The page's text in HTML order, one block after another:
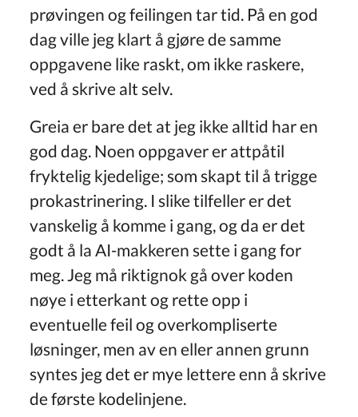
prøvingen og feilingen tar tid. På en god
dag ville jeg klart å gjøre de samme
oppgavene like raskt, om ikke raskere,
ved å skrive alt selv.
Greia er bare det at jeg ikke alltid har en
god dag. Noen oppgaver er attpåtil
fryktelig kjedelige; som skapt til å trigge
prokastrinering. I slike tilfeller er det
vanskelig å komme i gang, og da er det
godt å la AI-makkeren sette i gang for
meg. Jeg må riktignok gå over koden
nøye i etterkant og rette opp i
eventuelle feil og overkompliserte
løsninger, men av en eller annen grunn
syntes jeg det er mye lettere enn å skrive
de første kodelinjene.